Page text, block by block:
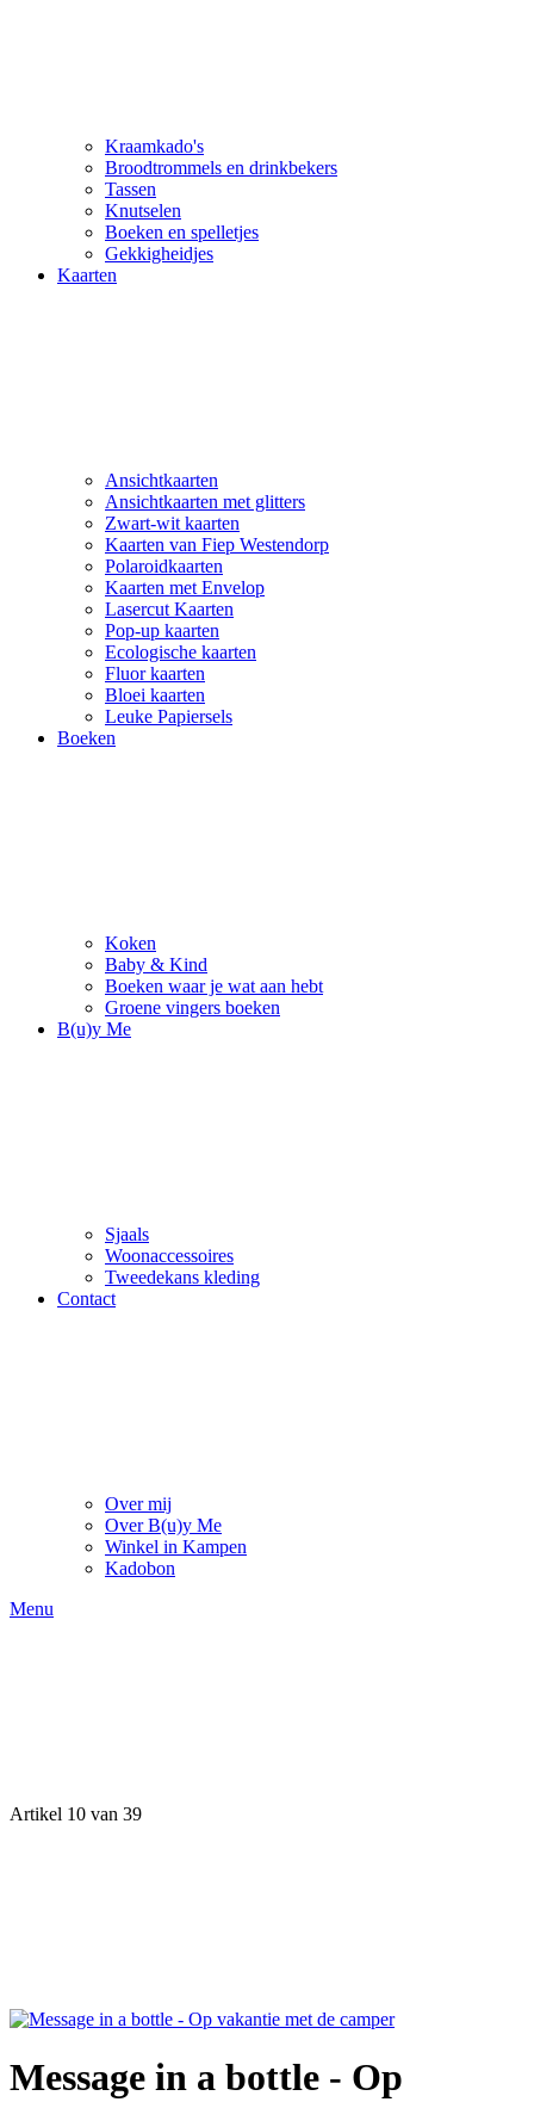
Kraamkado's
Broodtrommels en drinkbekers
Tassen
Knutselen
Boeken en spelletjes
Gekkigheidjes
Kaarten
Ansichtkaarten
Ansichtkaarten met glitters
Zwart-wit kaarten
Kaarten van Fiep Westendorp
Polaroidkaarten
Kaarten met Envelop
Lasercut Kaarten
Pop-up kaarten
Ecologische kaarten
Fluor kaarten
Bloei kaarten
Leuke Papiersels
Boeken
Koken
Baby & Kind
Boeken waar je wat aan hebt
Groene vingers boeken
B(u)y Me
Sjaals
Woonaccessoires
Tweedekans kleding
Contact
Over mij
Over B(u)y Me
Winkel in Kampen
Kadobon
Menu
Artikel 10 van 39
Message in a bottle - Op